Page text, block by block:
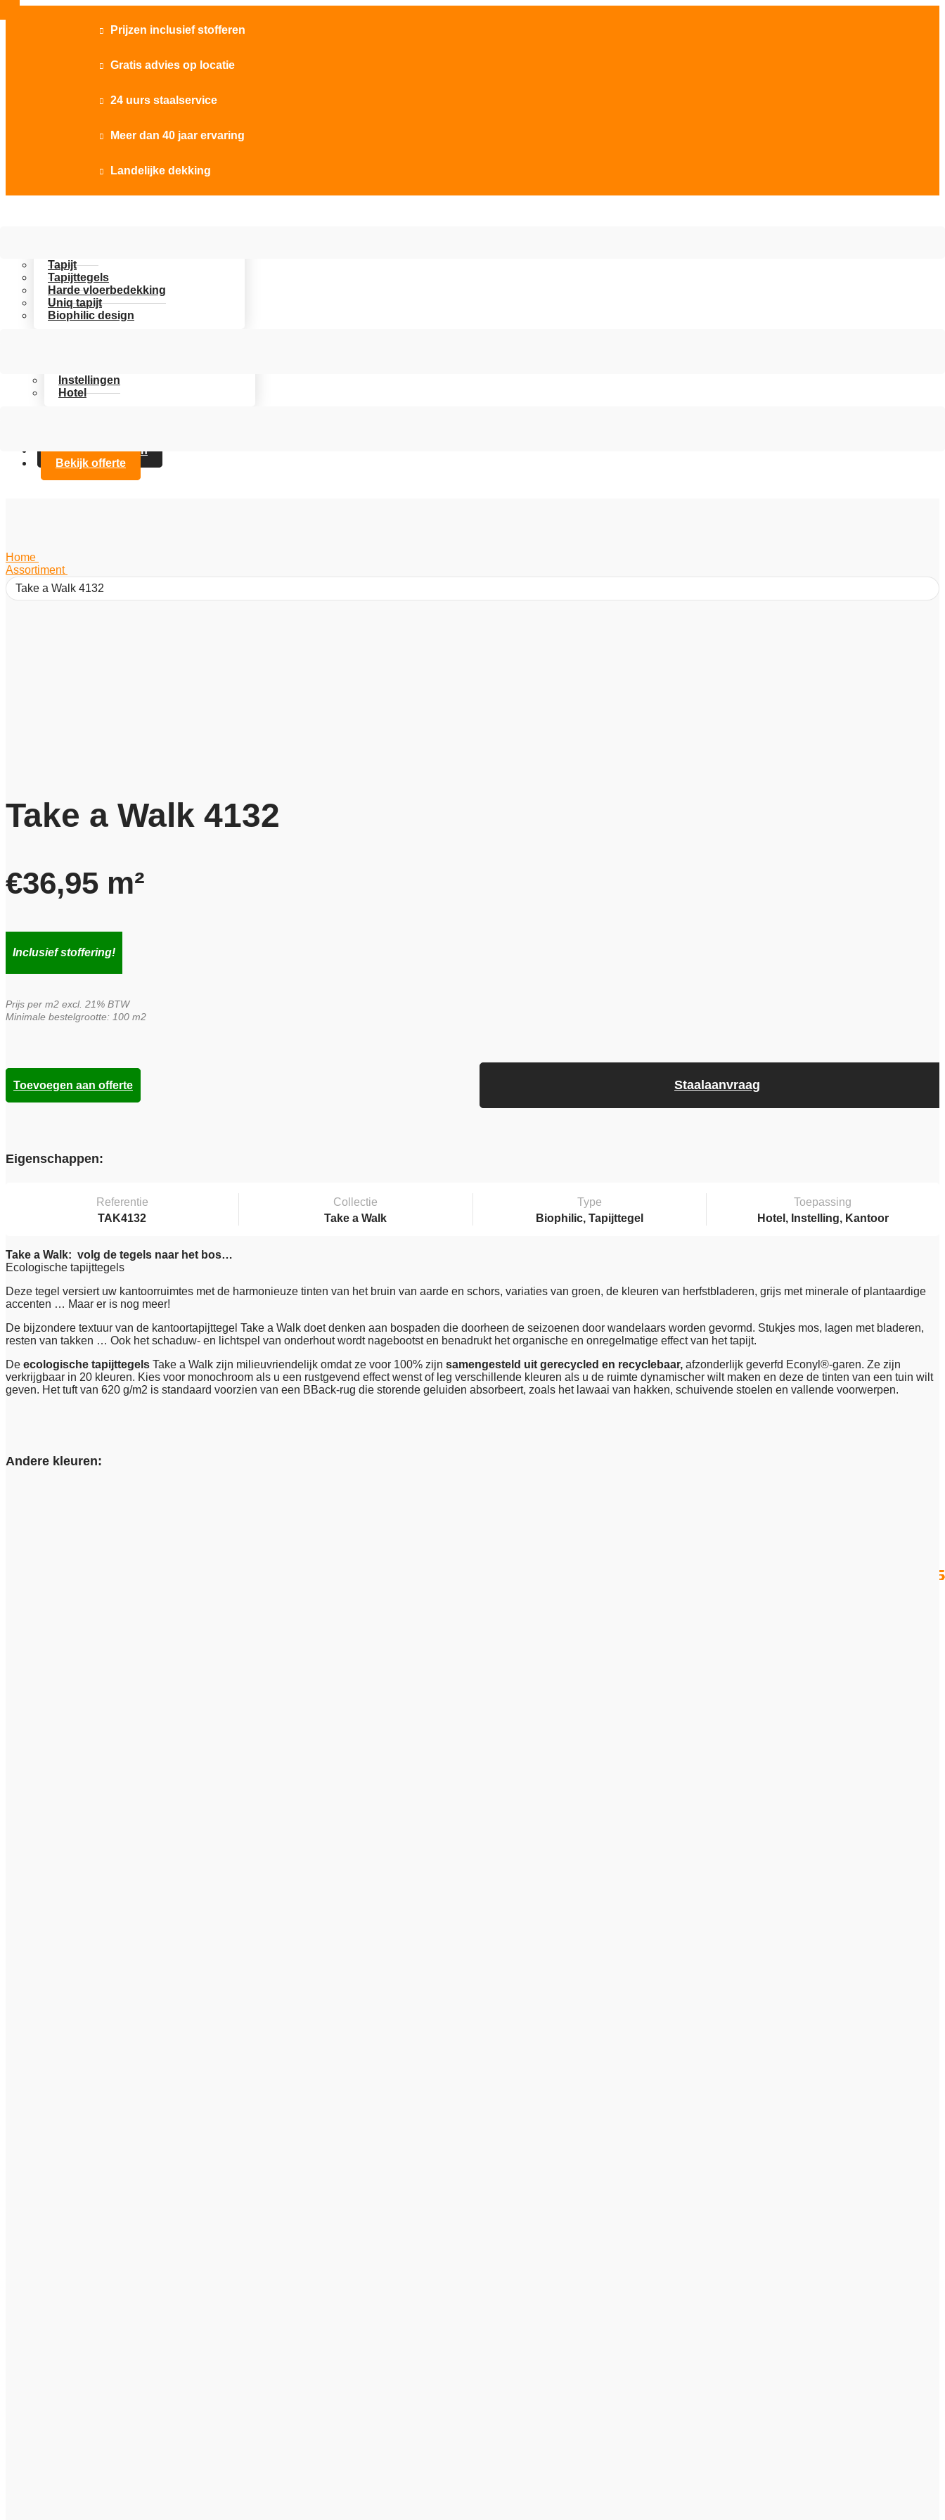
 Prijzen inclusief stofferen
 Gratis advies op locatie
 24 uurs staalservice
 Meer dan 40 jaar ervaring
 Landelijke dekking
Tapijt
Tapijttegels
Harde vloerbedekking
Uniq tapijt
Biophilic design
Instellingen
Hotel
Contact opnemen
Bekijk offerte
Home
Assortiment
Take a Walk 4132
Take a Walk 4132
€36,95 m²
Inclusief stoffering!
Prijs per m2 excl. 21% BTW
Minimale bestelgrootte: 100 m2
Staalaanvraag
Toevoegen aan offerte
Eigenschappen:
Referentie
TAK4132
Collectie
Take a Walk
Type
Biophilic, Tapijttegel
Toepassing
Hotel, Instelling, Kantoor
Take a Walk: volg de tegels naar het bos…
Ecologische tapijttegels
Deze tegel versiert uw kantoorruimtes met de harmonieuze tinten van het bruin van aarde en schors, variaties van groen, de kleuren van herfstbladeren, grijs met minerale of plantaardige
accenten … Maar er is nog meer!
De bijzondere textuur van de kantoortapijttegel Take a Walk doet denken aan bospaden die doorheen de seizoenen door wandelaars worden gevormd. Stukjes mos, lagen met bladeren,
resten van takken … Ook het schaduw- en lichtspel van onderhout wordt nagebootst en benadrukt het organische en onregelmatige effect van het tapijt.
De ecologische tapijttegels Take a Walk zijn milieuvriendelijk omdat ze voor 100% zijn samengesteld uit gerecycled en recyclebaar, afzonderlijk geverfd Econyl®-garen. Ze zijn
verkrijgbaar in 20 kleuren. Kies voor monochroom als u een rustgevend effect wenst of leg verschillende kleuren als u de ruimte dynamischer wilt maken en deze de tinten van een tuin wilt
geven. Het tuft van 620 g/m2 is standaard voorzien van een BBack-rug die storende geluiden absorbeert, zoals het lawaai van hakken, schuivende stoelen en vallende voorwerpen.
Andere kleuren: